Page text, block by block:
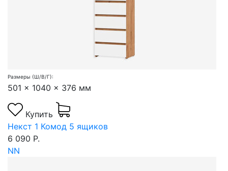
Размеры (Ш/В/Г):
501 x 1040 x 376 мм
Купить
Некст 1 Комод 5 ящиков
6 090 Р.
NN